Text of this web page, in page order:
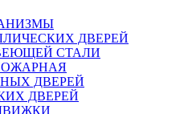
ДВЕРЕЙ
СТАЛИ
ДВЕРЕЙ
ДВЕРЕЙ